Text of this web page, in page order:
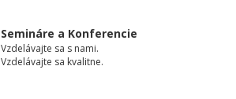
Semináre a Konferencie
Vzdelávajte sa s nami.
Vzdelávajte sa kvalitne.